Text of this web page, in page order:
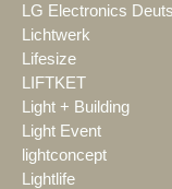
LG Electronics
Lichtwerk
Lifesize
LIFTKET
Light + Building
Light Event
lightconcept
Lightlife